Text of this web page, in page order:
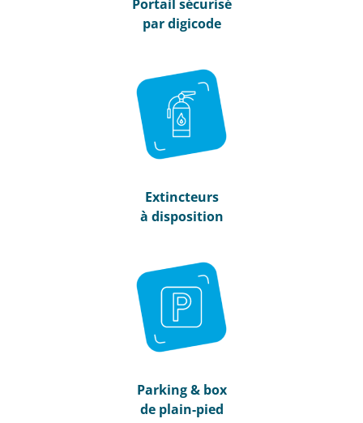
Portail sécurisé
par digicode
Extincteurs
à disposition
Parking & box
de plain-pied